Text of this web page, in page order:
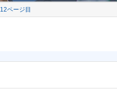
12ページ目サウンドクリエイター